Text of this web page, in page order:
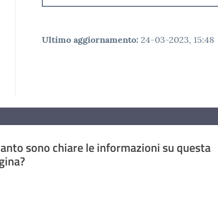
Ultimo aggiornamento: 24-03-2023, 15:48
sono chiare le informazioni su questa